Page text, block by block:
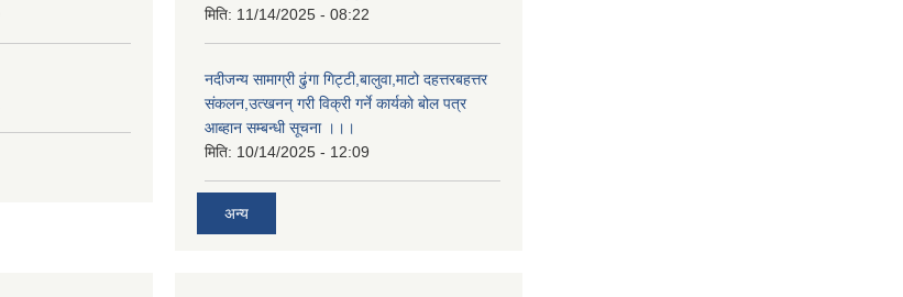
मिति: 11/14/2025 - 08:22
नदीजन्य सामाग्री ढुंगा गिट्टी,बालुवा,माटो दहत्तरबहत्तर
संकलन,उत्खनन् गरी विक्री गर्ने कार्यकाे बोल पत्र
आब्हान सम्बन्धी सूचना ।।।
मिति: 10/14/2025 - 12:09
अन्य